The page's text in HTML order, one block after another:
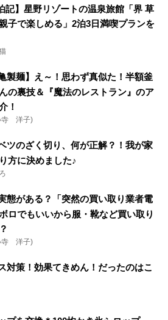
記】星野リゾートの温泉旅館「界 草
子で楽しめる」2泊3日満喫プランを
製麺】え～！思わず真似た！半額釜
の裏技＆『魔法のレストラン』のア
！
寺 洋子)
ツのざく切り、何が正解？！我が家
方に決めました♪
態がある？「突然の買い取り業者電
ロでもいいから服・靴など買い取り
寺 洋子)
対策！効果てきめん！だったのはこ